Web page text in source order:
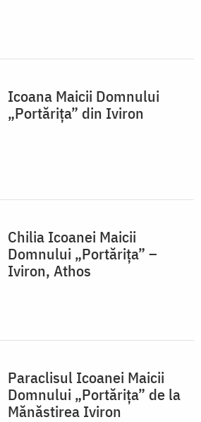
Icoana Maicii Domnului
„Portărița” din Iviron
Chilia Icoanei Maicii
Domnului „Portărița” –
Iviron, Athos
Paraclisul Icoanei Maicii
Domnului „Portărița” de la
Mănăstirea Iviron